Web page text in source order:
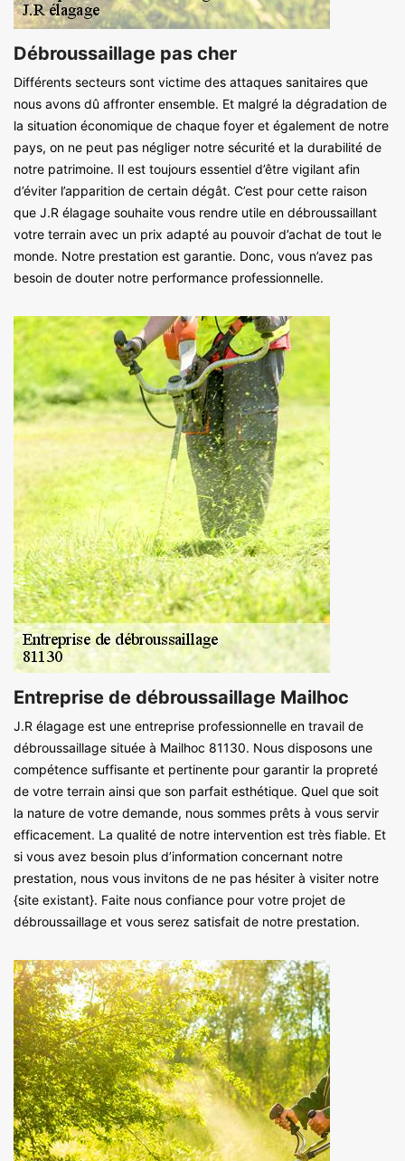
Débroussaillage pas cher
Différents secteurs sont victime des attaques sanitaires que
nous avons dû affronter ensemble. Et malgré la dégradation de
la situation économique de chaque foyer et également de notre
pays, on ne peut pas négliger notre sécurité et la durabilité de
notre patrimoine. Il est toujours essentiel d’être vigilant afin
d’éviter l’apparition de certain dégât. C’est pour cette raison
que J.R élagage souhaite vous rendre utile en débroussaillant
votre terrain avec un prix adapté au pouvoir d’achat de tout le
monde. Notre prestation est garantie. Donc, vous n’avez pas
besoin de douter notre performance professionnelle.
Entreprise de débroussaillage Mailhoc
J.R élagage est une entreprise professionnelle en travail de
débroussaillage située à Mailhoc 81130. Nous disposons une
compétence suffisante et pertinente pour garantir la propreté
de votre terrain ainsi que son parfait esthétique. Quel que soit
la nature de votre demande, nous sommes prêts à vous servir
efficacement. La qualité de notre intervention est très fiable. Et
si vous avez besoin plus d’information concernant notre
prestation, nous vous invitons de ne pas hésiter à visiter notre
{site existant}. Faite nous confiance pour votre projet de
débroussaillage et vous serez satisfait de notre prestation.